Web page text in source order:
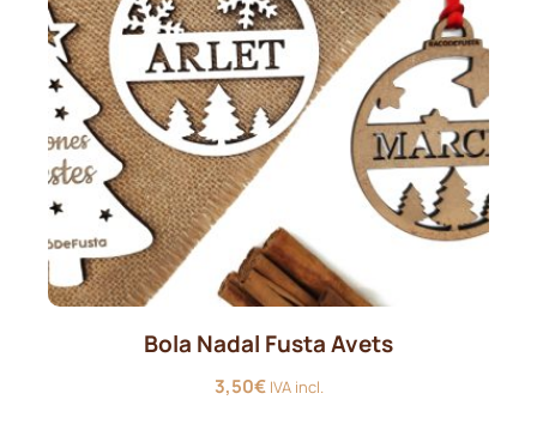
Bola Nadal Fusta Avets
3,50€ IVA incl.